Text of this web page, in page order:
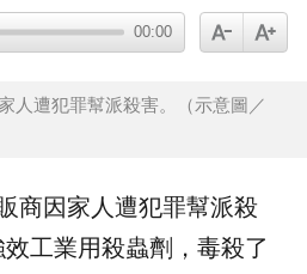
00:00
人遭犯罪幫派殺害。（示意圖／
商因家人遭犯罪幫派殺
效工業用殺蟲劑，毒殺了